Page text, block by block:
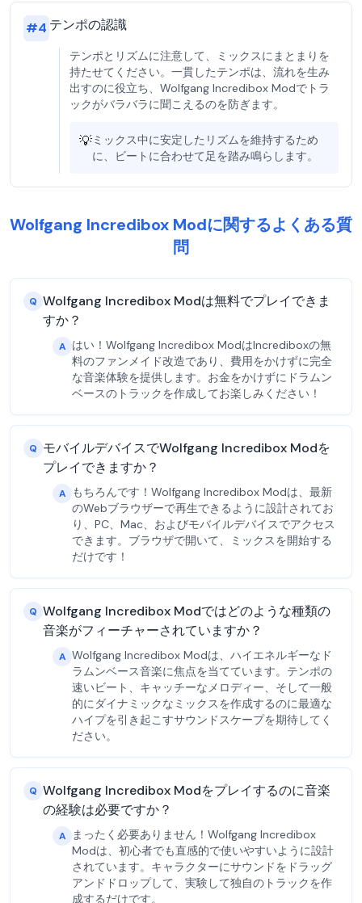
#4 テンポの認識
テンポとリズムに注意して、ミックスにまとまりを
持たせてください。一貫したテンポは、流れを生み
出すのに役立ち、Wolfgang Incredibox Modでトラ
ックがバラバラに聞こえるのを防ぎます。
💡ミックス中に安定したリズムを維持するため
に、ビートに合わせて足を踏み鳴らします。
Wolfgang Incredibox Modに関するよくある質
問
Q Wolfgang Incredibox Modは無料でプレイできま
すか？
A はい！Wolfgang Incredibox ModはIncrediboxの無
料のファンメイド改造であり、費用をかけずに完全
な音楽体験を提供します。お金をかけずにドラムン
ベースのトラックを作成してお楽しみください！
Q モバイルデバイスでWolfgang Incredibox Modを
プレイできますか？
A
もちろんです！Wolfgang Incredibox Modは、最新
のWebブラウザーで再生できるように設計されてお
り、PC、Mac、およびモバイルデバイスでアクセス
できます。ブラウザで開いて、ミックスを開始する
だけです！
Q Wolfgang Incredibox Modではどのような種類の
音楽がフィーチャーされていますか？
A Wolfgang Incredibox Modは、ハイエネルギーなド
ラムンベース音楽に焦点を当てています。テンポの
速いビート、キャッチーなメロディー、そして一般
的にダイナミックなミックスを作成するのに最適な
ハイプを引き起こすサウンドスケープを期待してく
ださい。
Q Wolfgang Incredibox Modをプレイするのに音楽
の経験は必要ですか？
A
まったく必要ありません！Wolfgang Incredibox
Modは、初心者でも直感的で使いやすいように設計
されています。キャラクターにサウンドをドラッグ
アンドドロップして、実験して独自のトラックを作
成するだけです。